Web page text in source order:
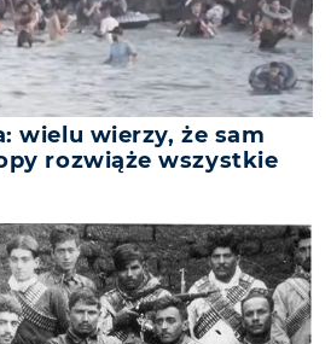
wielu wierzy, że sam
rozwiąże wszystkie